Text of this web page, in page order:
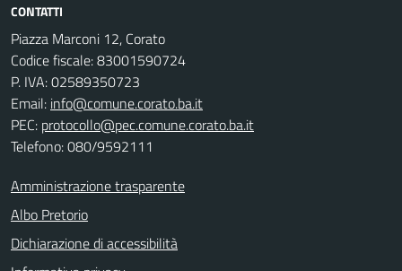
CONTATTI
Piazza Marconi 12, Corato
Codice fiscale: 83001590724
P. IVA: 02589350723
Email: info@comune.corato.ba.it
PEC: protocollo@pec.comune.corato.ba.it
Telefono: 080/9592111
Amministrazione trasparente
Albo Pretorio
Dichiarazione di accessibilità